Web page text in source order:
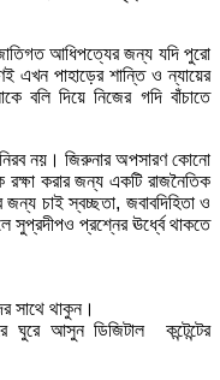
আধিপত্যের জন্য যদি পুরো
এখন পাহাড়ের শান্তি ও ন্যায়ের
বলি দিয়ে নিজের গদি বাঁচাতে
নয়। জিরুনার অপসারণ কোনো
রক্ষা করার জন্য একটি রাজনৈতিক
চাই স্বচ্ছতা, জবাবদিহিতা ও
সুপ্রদীপও প্রশ্নের ঊর্ধ্বে থাকতে
সাথে থাকুন।
ঘুরে আসুন ডিজিটাল কন্টেন্টের